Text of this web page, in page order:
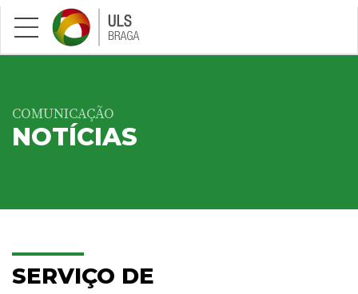
Saltar para conteúdo principal
COMUNICAÇÃO
NOTÍCIAS
SERVIÇO DE